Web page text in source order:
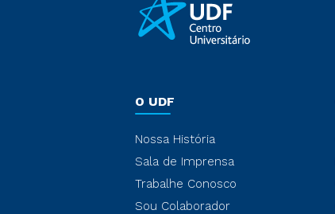
O UDF
Nossa História
Sala de Imprensa
Trabalhe Conosco
Sou Colaborador